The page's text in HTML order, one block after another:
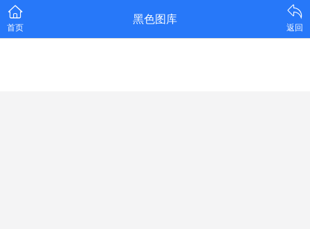
首页
黑色图库
返回